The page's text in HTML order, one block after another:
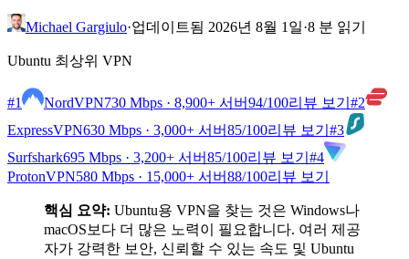
Michael Gargiulo·업데이트됨 2026년 8월 1일·8 분 읽기
Ubuntu 최상위 VPN
#1 NordVPN730 Mbps · 8,900+ 서버94/100리뷰 보기 #2
ExpressVPN630 Mbps · 3,000+ 서버85/100리뷰 보기 #3
Surfshark695 Mbps · 3,200+ 서버85/100리뷰 보기 #4
ProtonVPN580 Mbps · 15,000+ 서버88/100리뷰 보기
핵심 요약: Ubuntu용 VPN을 찾는 것은 Windows나
macOS보다 더 많은 노력이 필요합니다. 여러 제공
자가 강력한 보안, 신뢰할 수 있는 속도 및 Ubuntu